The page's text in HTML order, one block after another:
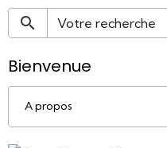
Bienvenue
A propos